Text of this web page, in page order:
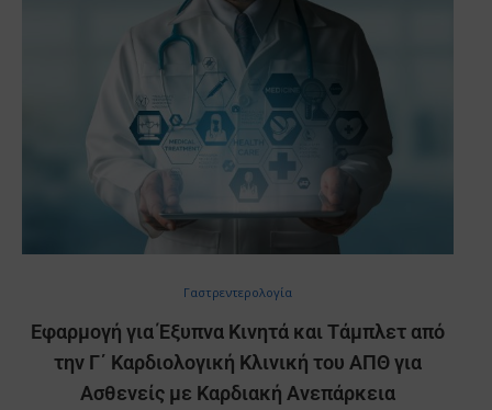
Γαστρεντερολογία
Εφαρμογή για Έξυπνα Κινητά και Τάμπλετ από
την Γ΄ Καρδιολογική Κλινική του ΑΠΘ για
Ασθενείς με Καρδιακή Ανεπάρκεια